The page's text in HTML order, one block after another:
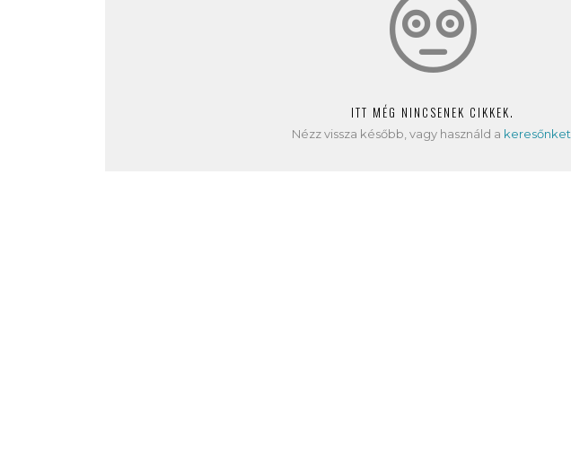
ITT MÉG NINCSENEK CIKKEK.
Nézz vissza később, vagy használd a keresőnket